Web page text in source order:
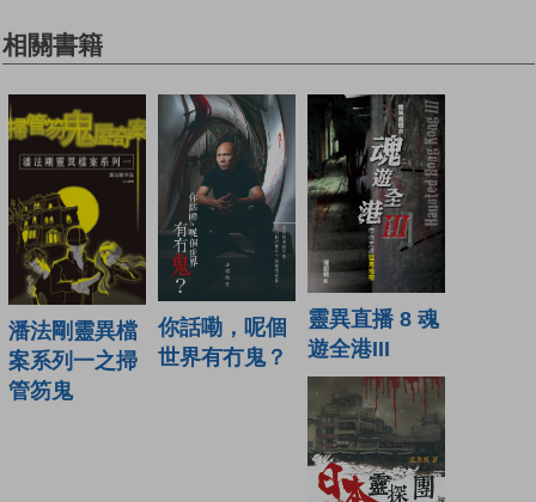
相關書籍
潘法剛靈異檔
案系列一之掃
管笏鬼
你話嘞，呢個
世界有冇鬼？
靈異直播 8 魂
遊全港III